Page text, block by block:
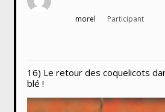
morel Participant
16) Le retour des coquelicots
blé !